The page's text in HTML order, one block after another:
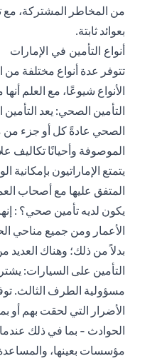
من المخاطر المشتركة، مع
بعوائد ثابتة.
أنواع التأمين في الإمارات
تتوفر عدة أنواع مختلفة من
الأنواع شيوعًا، مع العلم
التأمين الصحي: يعد
الصحي عادةً كل أو جزء من
الموصوفة وأحيانًا تكاليف
يتمتع الإماراتيون
المتفق عليها مع أصحاب
يكون لديه تأمين صحي؟ :
الأعمار ومن جميع مناحي
بدلاً من ذلك؛ وهناك العديد
التأمين على السيارات:
مسؤولية الطرف الثالث.
الأضرار التي لحقت بهم أو
الحوادث - بما في ذلك
مؤسسات بعينها،